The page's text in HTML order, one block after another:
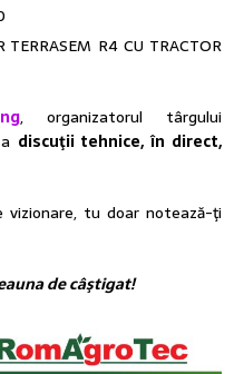
TERRASEM R4 CU TRACTOR
, organizatorul târgului
discuţii tehnice, în direct,
tu doar notează-ţi
de câştigat!